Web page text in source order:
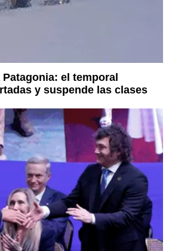
el temporal
y suspende las clases